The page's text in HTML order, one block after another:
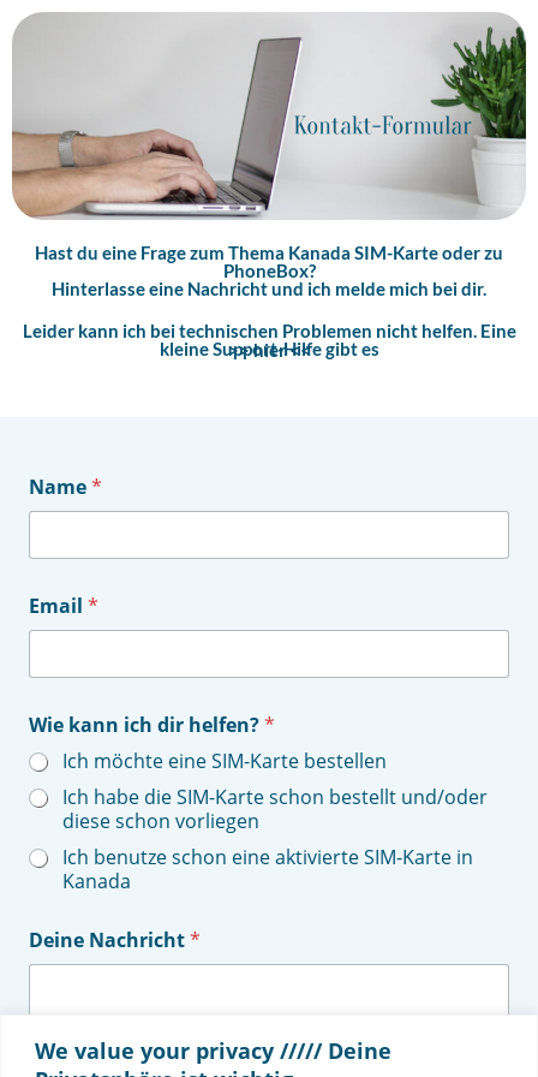
We value your privacy ///// Deine
Hast du eine Frage zum Thema Kanada SIM-Karte oder zu
PhoneBox?
Hinterlasse eine Nachricht und ich melde mich bei dir.
Leider kann ich bei technischen Problemen nicht helfen. Eine
kleine Support-Hilfe gibt es
>> hier <<
Name*
Email *
Wie kann ich dir helfen?*
Ich möchte eine SIM-Karte bestellen
Ich habe die SIM-Karte schon bestellt und/oder
diese schon vorliegen
Ich benutze schon eine aktivierte SIM-Karte in
Kanada
Deine Nachricht*